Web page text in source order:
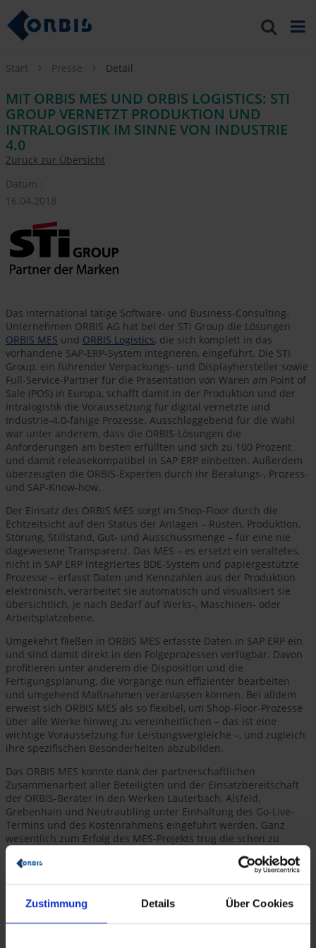
Zustimmung Details Über Cookies
Start Presse Detail
MIT ORBIS MES UND ORBIS LOGISTICS: STI
GROUP VERNETZT PRODUKTION UND
INTRALOGISTIK IM SINNE VON INDUSTRIE
4.0
Zurück zur Übersicht
Datum :
16.04.2018
Das international tätige Software- und Business-Consulting-
Unternehmen ORBIS AG hat bei der STI Group die Lösungen
ORBIS MES und ORBIS Logistics, die sich komplett in das
vorhandene SAP-ERP-System integrieren, eingeführt. Die STI
Group, ein führender Verpackungs- und Displayhersteller sowie
Full-Service-Partner für die Präsentation von Waren am Point of
Sale (POS) in Europa, schafft damit in der Produktion und der
Intralogistik die Voraussetzung für digital vernetzte und
Industrie-4.0-fähige Prozesse. Ausschlaggebend für die Wahl
war unter anderem, dass die ORBIS-Lösungen die
Anforderungen am besten erfüllten und sich zu 100 Prozent
und damit releasekompatibel in SAP ERP einbetten. Außerdem
überzeugten die ORBIS-Experten durch ihr Beratungs-, Prozess-
und SAP-Know-how.
Der Einsatz des ORBIS MES sorgt im Shop-Floor durch die
Echtzeitsicht auf den Status der Anlagen – Rüsten, Produktion,
Störung, Stillstand, Gut- und Ausschussmenge – für eine nie
dagewesene Transparenz. Das MES – es ersetzt ein veraltetes,
nicht in SAP ERP integriertes BDE-System und papiergestützte
Prozesse – erfasst Daten und Kennzahlen aus der Produktion
elektronisch, verarbeitet sie automatisch und visualisiert sie
übersichtlich, je nach Bedarf auf Werks-, Maschinen- oder
Arbeitsplatzebene.
Umgekehrt fließen in ORBIS MES erfasste Daten in SAP ERP ein
und sind damit direkt in den Folgeprozessen verfügbar. Davon
profitieren unter anderem die Disposition und die
Fertigungsplanung, die Vorgänge nun effizienter bearbeiten
und umgehend Maßnahmen veranlassen können. Bei alldem
erweist sich ORBIS MES als so flexibel, um Shop-Floor-Prozesse
über alle Werke hinweg zu vereinheitlichen – das ist eine
wichtige Voraussetzung für Leistungsvergleiche –, und zugleich
ihre spezifischen Besonderheiten abzubilden.
Das ORBIS MES konnte dank der partnerschaftlichen
Zusammenarbeit aller Beteiligten und der Einsatzbereitschaft
der ORBIS-Berater in den Werken Lauterbach, Alsfeld,
Grebenhain und Neutraubling unter Einhaltung des Go-Live-
Termins und des Kostenrahmens eingeführt werden. Ganz
wesentlich zum Erfolg des MES-Projekts trug die schon zu
Beginn aufgebaute Key-User-Struktur bei genauso wie der
Template-gestützte Rollout, der eine zügige Implementierung in
Um auch die Intralogistik zu optimieren und effizienter zu
ORBIS Logistics eingeführt. Mit dieser Lösung, die reibungslos